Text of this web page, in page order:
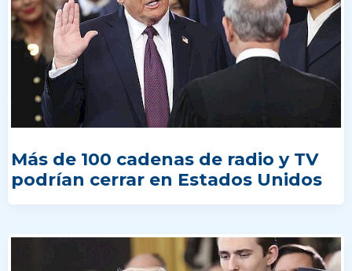
Más de 100 cadenas de radio y TV
podrían cerrar en Estados Unidos